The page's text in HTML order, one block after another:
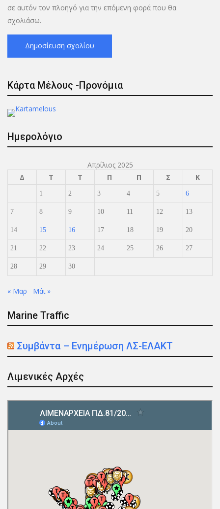
σε αυτόν τον πλοηγό για την επόμενη φορά που θα
σχολιάσω.
Κάρτα Μέλους -Προνόμια
Ημερολόγιο
Απρίλιος 2025
Δ
Τ Τ Π Π Σ Κ
1 2 3 4 5 6
7 8 9 10 11 12 13
14 15 16 17 18 19 20
21 22 23 24 25 26 27
28 29 30
« Μαρ Μάι »
Marine Traffic
Συμβάντα – Ενημέρωση ΛΣ-ΕΛΑΚΤ
Λιμενικές Αρχές